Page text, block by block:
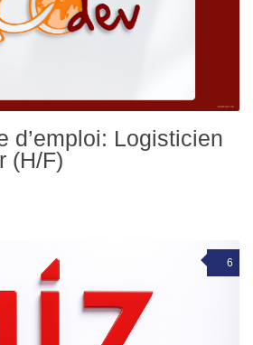
d’emploi: Logisticien
(H/F)
6